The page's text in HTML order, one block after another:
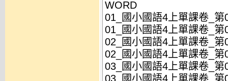
WORD
01_國小國語4上單課卷_
01_國小國語4上單課卷_
02_國小國語4上單課卷_
02_國小國語4上單課卷_
03_國小國語4上單課卷_
03_國小國語4上單課卷_